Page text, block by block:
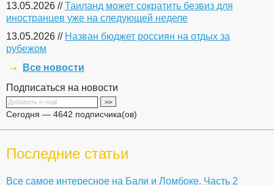
13.05.2026 //Таиланд может сократить безвиз для
иностранцев уже на следующей неделе
13.05.2026 // Назван бюджет россиян на отдых за
рубежом
Все новости
Подписаться на новости
Сегодня — 4642 подписчика(ов)
Последние статьи
Все самое интересное на Бали и Ломбоке. Часть 2